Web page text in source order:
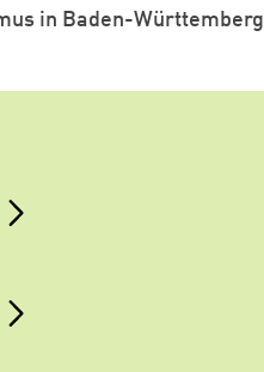
in Baden-Württemberg